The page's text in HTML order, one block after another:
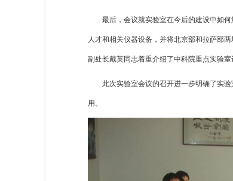
最后，会议就实验室在今后的建设中如
人才和相关仪器设备，并将北京部和拉萨部
副处长戴英同志着重介绍了中科院重点实验
此次实验室会议的召开进一步明确了实
用。